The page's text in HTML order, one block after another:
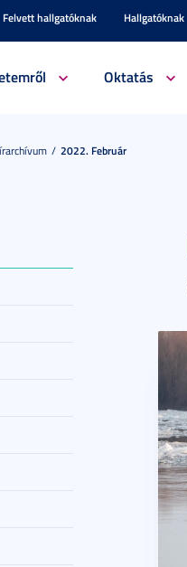
Felvett hallgatóknak Hallgatóknak
Oktatás
2022. Február